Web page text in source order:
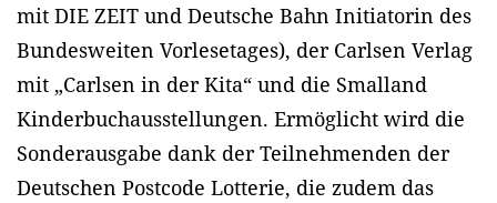
mit DIE ZEIT und Deutsche Bahn Initiatorin des
Bundesweiten Vorlesetages), der Carlsen Verlag
mit „Carlsen in der Kita“ und die Smalland
Kinderbuchausstellungen. Ermöglicht wird die
Sonderausgabe dank der Teilnehmenden der
Deutschen Postcode Lotterie, die zudem das